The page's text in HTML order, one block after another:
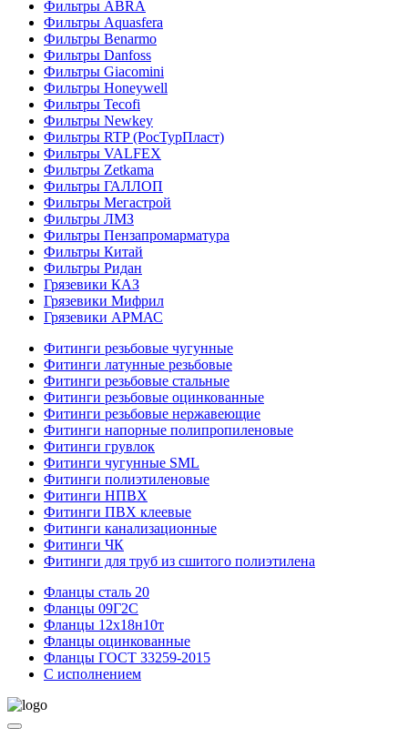
Фильтры ABRA
Фильтры Aquasfera
Фильтры Benarmo
Фильтры Danfoss
Фильтры Giacomini
Фильтры Honeywell
Фильтры Tecofi
Фильтры Newkey
Фильтры RTP (РосТурПласт)
Фильтры VALFEX
Фильтры Zetkama
Фильтры ГАЛЛОП
Фильтры Мегастрой
Фильтры ЛМЗ
Фильтры Пензапромарматура
Фильтры Китай
Фильтры Ридан
Грязевики КАЗ
Грязевики Мифрил
Грязевики АРМАС
Фитинги резьбовые чугунные
Фитинги латунные резьбовые
Фитинги резьбовые стальные
Фитинги резьбовые оцинкованные
Фитинги резьбовые нержавеющие
Фитинги напорные полипропиленовые
Фитинги грувлок
Фитинги чугунные SML
Фитинги полиэтиленовые
Фитинги НПВХ
Фитинги ПВХ клеевые
Фитинги канализационные
Фитинги ЧК
Фитинги для труб из сшитого полиэтилена
Фланцы сталь 20
Фланцы 09Г2С
Фланцы 12х18н10т
Фланцы оцинкованные
Фланцы ГОСТ 33259-2015
С исполнением